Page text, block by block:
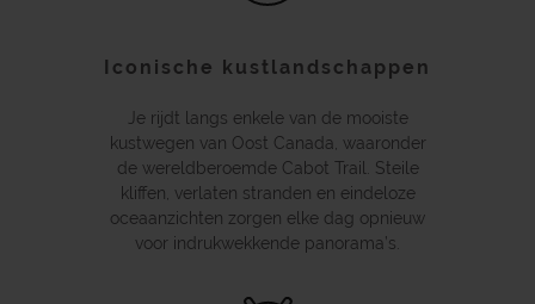
Iconische kustlandschappen
Je rijdt langs enkele van de mooiste
kustwegen van Oost Canada, waaronder
de wereldberoemde Cabot Trail. Steile
kliffen, verlaten stranden en eindeloze
oceaanzichten zorgen elke dag opnieuw
voor indrukwekkende panorama’s.